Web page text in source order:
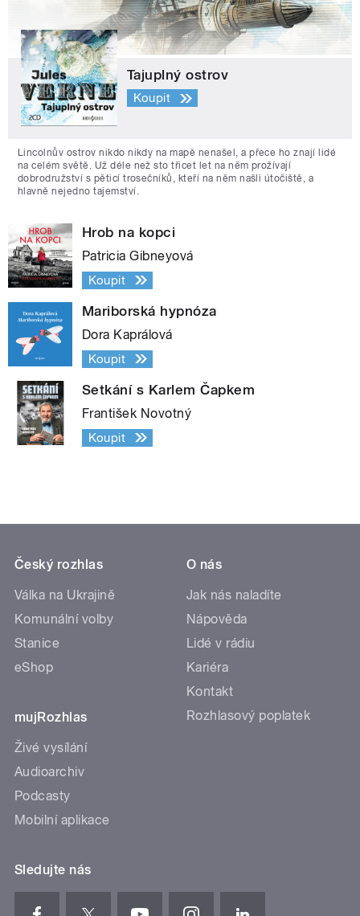
Tajuplný ostrov
Koupit
Lincolnův ostrov nikdo nikdy na mapě nenašel, a přece ho znají lidé
na celém světě. Už déle než sto třicet let na něm prožívají
dobrodružství s pěticí trosečníků, kteří na něm našli útočiště, a
hlavně nejedno tajemství.
Hrob na kopci
Patricia Gibneyová
Koupit
Mariborská hypnóza
Dora Kaprálová
Koupit
Setkání s Karlem Čapkem
František Novotný
Koupit
Český rozhlas
Válka na Ukrajině
Komunální volby
Stanice
eShop
mujRozhlas
Živé vysílání
Audioarchiv
Podcasty
Mobilní aplikace
O nás
Jak nás naladíte
Nápověda
Lidé v rádiu
Kariéra
Kontakt
Rozhlasový poplatek
Sledujte nás